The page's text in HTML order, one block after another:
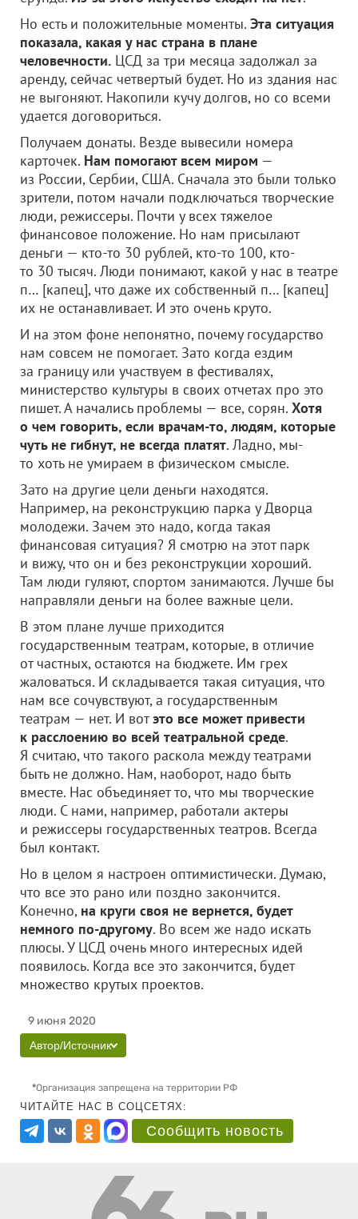
Но есть и положительные моменты. Эта ситуация
показала, какая у нас страна в плане
человечности. ЦСД за три месяца задолжал за
аренду, сейчас четвертый будет. Но из здания нас
не выгоняют. Накопили кучу долгов, но со всеми
удается договориться.
Получаем донаты. Везде вывесили номера
карточек. Нам помогают всем миром —
из России, Сербии, США. Сначала это были только
зрители, потом начали подключаться творческие
люди, режиссеры. Почти у всех тяжелое
финансовое положение. Но нам присылают
деньги — кто-то 30 рублей, кто-то 100, кто-
то 30 тысяч. Люди понимают, какой у нас в театре
п… [капец], что даже их собственный п… [капец]
их не останавливает. И это очень круто.
И на этом фоне непонятно, почему государство
нам совсем не помогает. Зато когда ездим
за границу или участвуем в фестивалях,
министерство культуры в своих отчетах про это
пишет. А начались проблемы — все, сорян. Хотя
о чем говорить, если врачам-то, людям, которые
чуть не гибнут, не всегда платят. Ладно, мы-
то хоть не умираем в физическом смысле.
Зато на другие цели деньги находятся.
Например, на реконструкцию парка у Дворца
молодежи. Зачем это надо, когда такая
финансовая ситуация? Я смотрю на этот парк
и вижу, что он и без реконструкции хороший.
Там люди гуляют, спортом занимаются. Лучше бы
направляли деньги на более важные цели.
В этом плане лучше приходится
государственным театрам, которые, в отличие
от частных, остаются на бюджете. Им грех
жаловаться. И складывается такая ситуация, что
нам все сочувствуют, а государственным
театрам — нет. И вотэто все может привести
к расслоению во всей театральной среде.
Я считаю, что такого раскола между театрами
быть не должно. Нам, наоборот, надо быть
вместе. Нас объединяет то, что мы творческие
люди. С нами, например, работали актеры
и режиссеры государственных театров. Всегда
был контакт.
Но в целом я настроен оптимистически. Думаю,
что все это рано или поздно закончится.
Конечно, на круги своя не вернется, будет
немного по-другому. Во всем же надо искать
плюсы. У ЦСД очень много интересных идей
появилось. Когда все это закончится, будет
множество крутых проектов.
9 июня 2020
Автор/Источник
*Организация запрещена на территории РФ
ЧИТАЙТЕ НАС В СОЦСЕТЯХ:
Сообщить новость